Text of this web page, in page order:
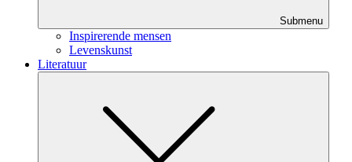
Submenu
Inspirerende mensen
Levenskunst
Literatuur